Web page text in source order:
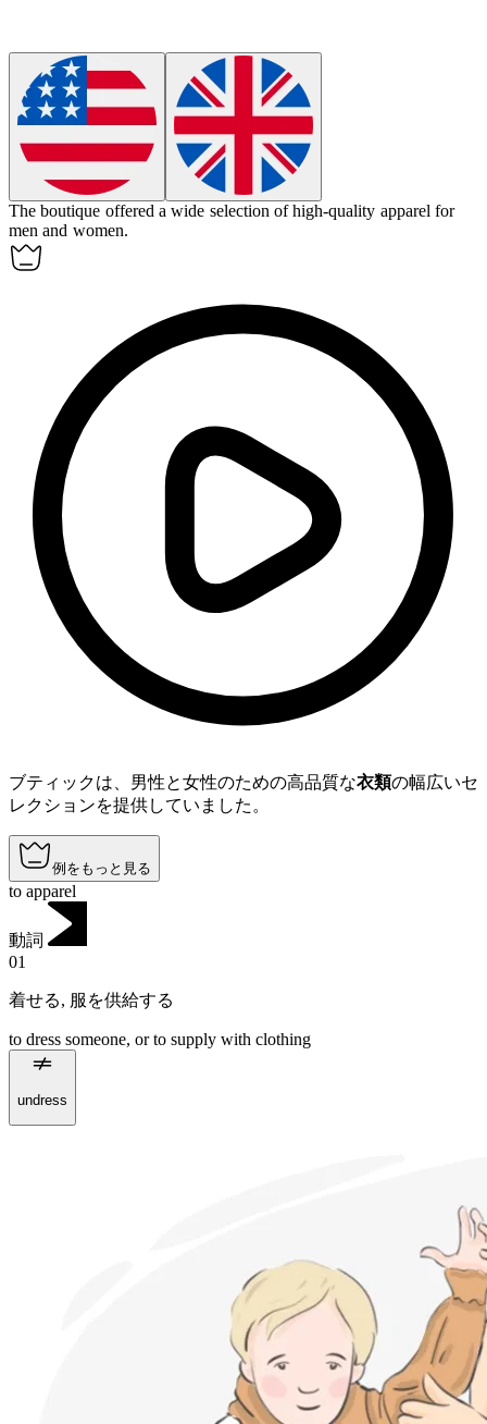
The boutique offered a wide selection of high-quality apparel for
men and women.
ブティックは、男性と女性のための高品質な衣類の幅広いセ
レクションを提供していました。
例をもっと見る
to apparel
動詞
01
着せる, 服を供給する
to dress someone, or to supply with clothing
undress